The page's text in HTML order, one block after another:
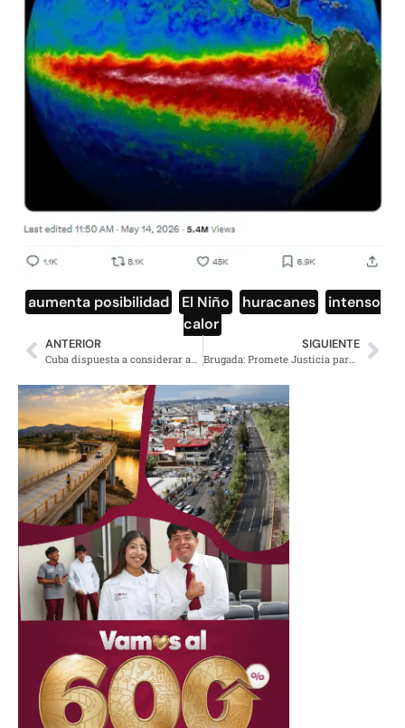
aumenta posibilidad El Niño huracanes
intenso
calor
ANTERIOR SIGUIENTE
Brugada: Promete Justicia para Ximena Guzmán y José Muñoz